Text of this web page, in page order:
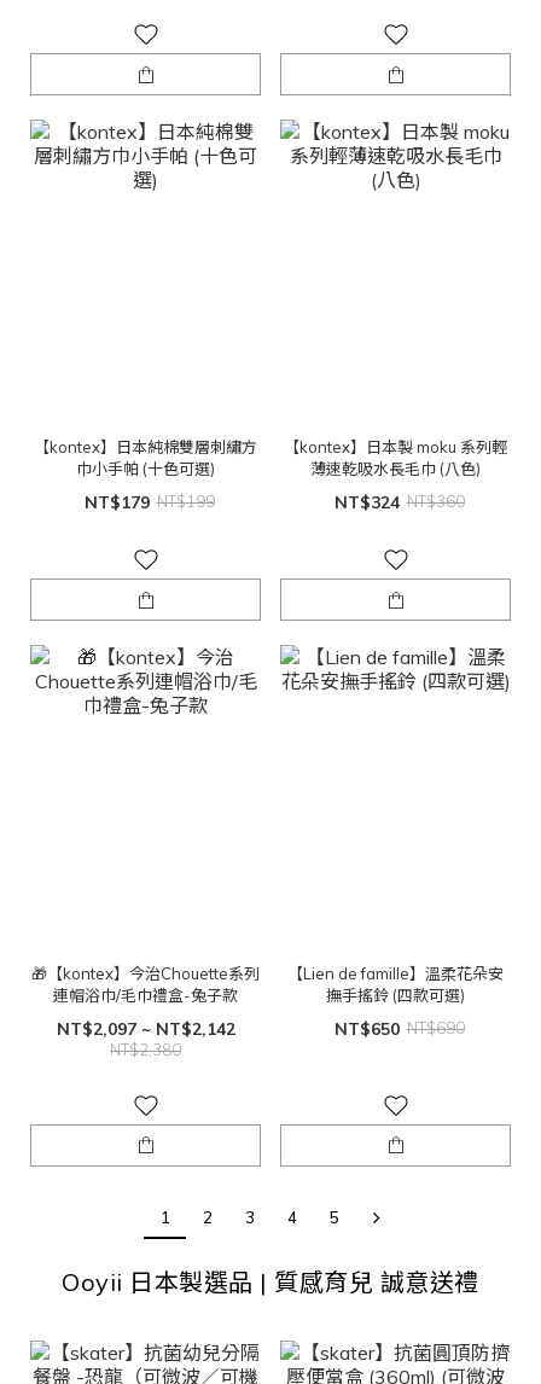
【kontex】日本純棉雙層刺繡方
巾小手帕 (十色可選)
NT$179 NT$199
【kontex】日本製 moku 系列輕
薄速乾吸水長毛巾 (八色)
NT$324 NT$360
🎁【kontex】今治Chouette系列
連帽浴巾/毛巾禮盒-兔子款
NT$2,097 ~ NT$2,142
NT$2,380
【Lien de famille】溫柔花朵安
撫手搖鈴 (四款可選)
NT$650 NT$690
1 2 3 4 5
Ooyii 日本製選品 | 質感育兒 誠意送禮